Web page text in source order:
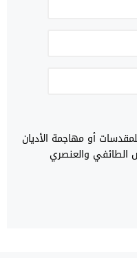
أو مهاجمة الأديان
الطائفي والعنصري